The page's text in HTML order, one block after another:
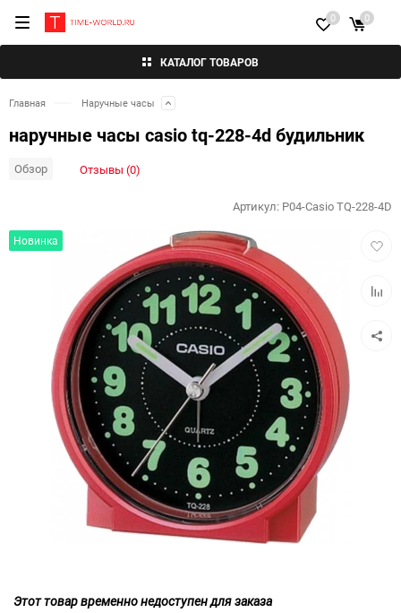
КАТАЛОГ ТОВАРОВ
0 0
Главная Наручные часы
наручные часы casio tq-228-4d будильник
Обзор Отзывы (0)
Новинка
Артикул: P04-Casio TQ-228-4D
Этот товар временно недоступен для заказа